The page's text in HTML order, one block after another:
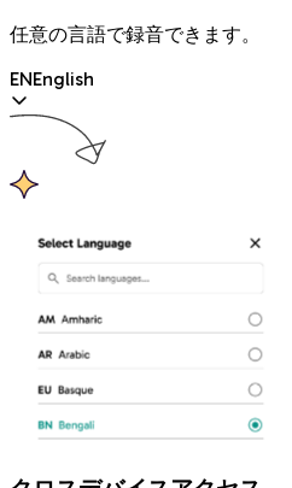
任意の言語で録音できます。
ENEnglish